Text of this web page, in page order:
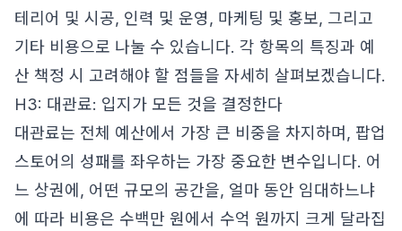
테리어 및 시공, 인력 및 운영, 마케팅 및 홍보, 그리고
기타 비용으로 나눌 수 있습니다. 각 항목의 특징과 예
산 책정 시 고려해야 할 점들을 자세히 살펴보겠습니다.
H3: 대관료: 입지가 모든 것을 결정한다
대관료는 전체 예산에서 가장 큰 비중을 차지하며, 팝업
스토어의 성패를 좌우하는 가장 중요한 변수입니다. 어
느 상권에, 어떤 규모의 공간을, 얼마 동안 임대하느냐
에 따라 비용은 수백만 원에서 수억 원까지 크게 달라집